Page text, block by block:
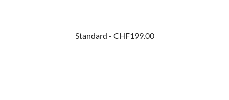
Standard - CHF199.00